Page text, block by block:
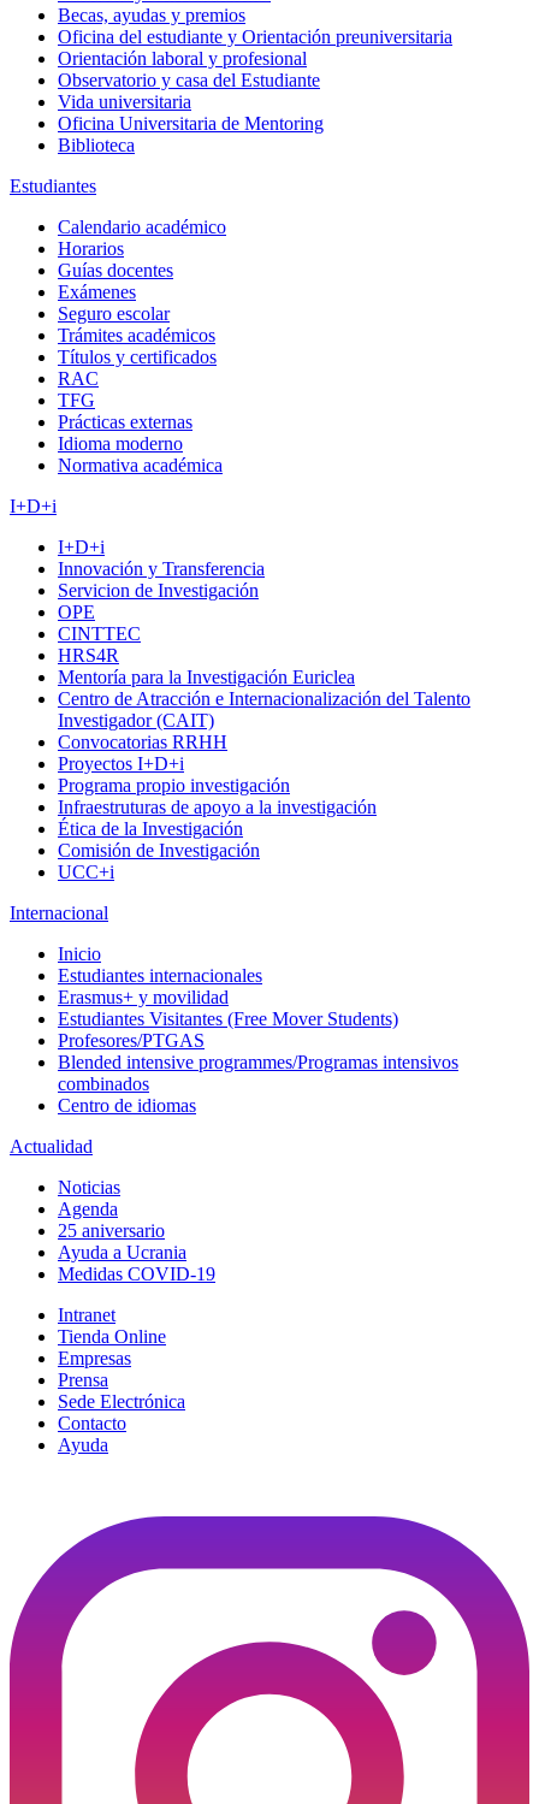
Becas, ayudas y premios
Oficina del estudiante y Orientación preuniversitaria
Orientación laboral y profesional
Observatorio y casa del Estudiante
Vida universitaria
Oficina Universitaria de Mentoring
Biblioteca
Estudiantes
Calendario académico
Horarios
Guías docentes
Exámenes
Seguro escolar
Trámites académicos
Títulos y certificados
RAC
TFG
Prácticas externas
Idioma moderno
Normativa académica
I+D+i
I+D+i
Innovación y Transferencia
Servicion de Investigación
OPE
CINTTEC
HRS4R
Mentoría para la Investigación Euriclea
Centro de Atracción e Internacionalización del Talento
Investigador (CAIT)
Convocatorias RRHH
Proyectos I+D+i
Programa propio investigación
Infraestruturas de apoyo a la investigación
Ética de la Investigación
Comisión de Investigación
UCC+i
Internacional
Inicio
Estudiantes internacionales
Erasmus+ y movilidad
Estudiantes Visitantes (Free Mover Students)
Profesores/PTGAS
Blended intensive programmes/Programas intensivos
combinados
Centro de idiomas
Actualidad
Noticias
Agenda
25 aniversario
Ayuda a Ucrania
Medidas COVID-19
Intranet
Tienda Online
Empresas
Prensa
Sede Electrónica
Contacto
Ayuda